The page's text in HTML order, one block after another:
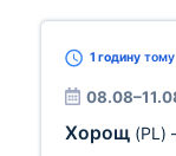
1 годину тому
Хорощ (PL)